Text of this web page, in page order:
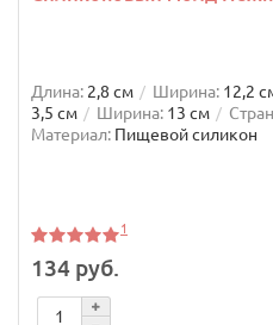
Длина: 2,8 см Ширина: 12,2
3,5 см
Ширина: 13 см
Материал: Пищевой силикон
1
134 руб.